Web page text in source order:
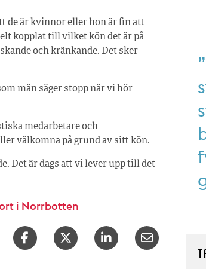
de är kvinnor eller hon är fin att
kopplat till vilket kön det är på
och kränkande. Det sker
män säger stopp när vi hör
medarbetare och
välkomna på grund av sitt kön.
Det är dags att vi lever upp till det
i Norrbotten